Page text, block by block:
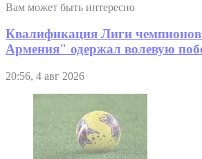
Вам может быть интересно
Квалификация Лиги
Армения" одержал волевую
20:56, 4 авг 2026